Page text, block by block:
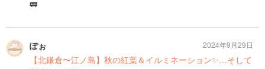
🚃
ぽぉ
【北鎌倉〜江ノ島】秋の紅葉＆イルミネーション✨…そして
2024年9月29日